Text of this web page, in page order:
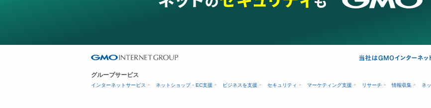
グループサービス
インターネットサービス ネットショップ・EC支援 ビジネスを支援 セキュリティ マーケティング支援 リサーチ 情報収集 ネ